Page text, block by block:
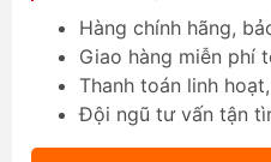
Hàng chính hãng,
Giao hàng miễn phí
Thanh toán linh
Đội ngũ tư vấn tận